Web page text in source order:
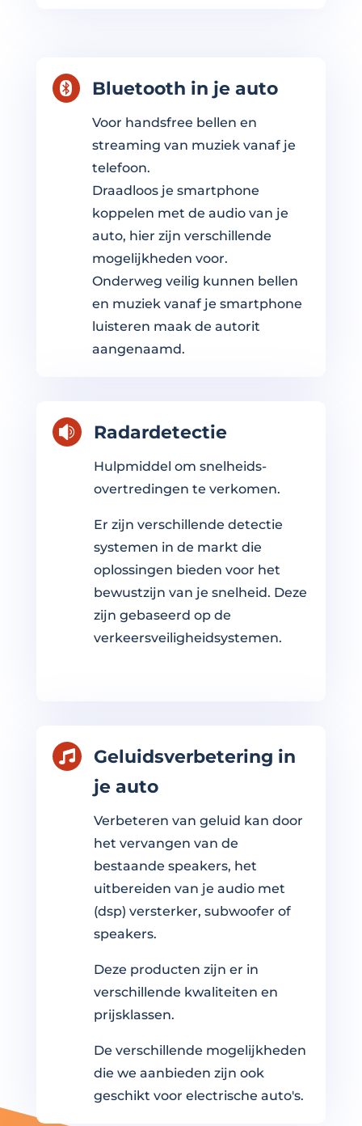
 Bluetooth in je auto
Voor handsfree bellen en
streaming van muziek vanaf je
telefoon.
Draadloos je smartphone
koppelen met de audio van je
auto, hier zijn verschillende
mogelijkheden voor.
Onderweg veilig kunnen bellen
en muziek vanaf je smartphone
luisteren maak de autorit
aangenaamd.
 Radardetectie
Hulpmiddel om snelheids-
overtredingen te verkomen.
Er zijn verschillende detectie
systemen in de markt die
oplossingen bieden voor het
bewustzijn van je snelheid. Deze
zijn gebaseerd op de
verkeersveiligheidsystemen.

Geluidsverbetering in
je auto
Verbeteren van geluid kan door
het vervangen van de
bestaande speakers, het
uitbereiden van je audio met
(dsp) versterker, subwoofer of
speakers.
Deze producten zijn er in
verschillende kwaliteiten en
prijsklassen.
De verschillende mogelijkheden
die we aanbieden zijn ook
geschikt voor electrische auto's.